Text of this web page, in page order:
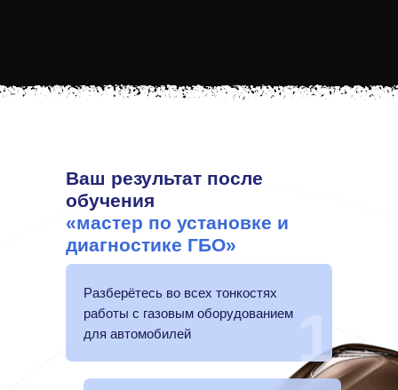
Ваш результат после
обучения
«мастер по установке и
диагностике ГБО»
Разберётесь во всех тонкостях
работы с газовым оборудованием
для автомобилей
1